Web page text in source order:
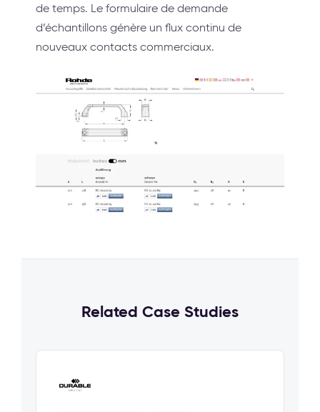
de temps. Le formulaire de demande
d’échantillons génère un flux continu de
nouveaux contacts commerciaux.
Related Case Studies